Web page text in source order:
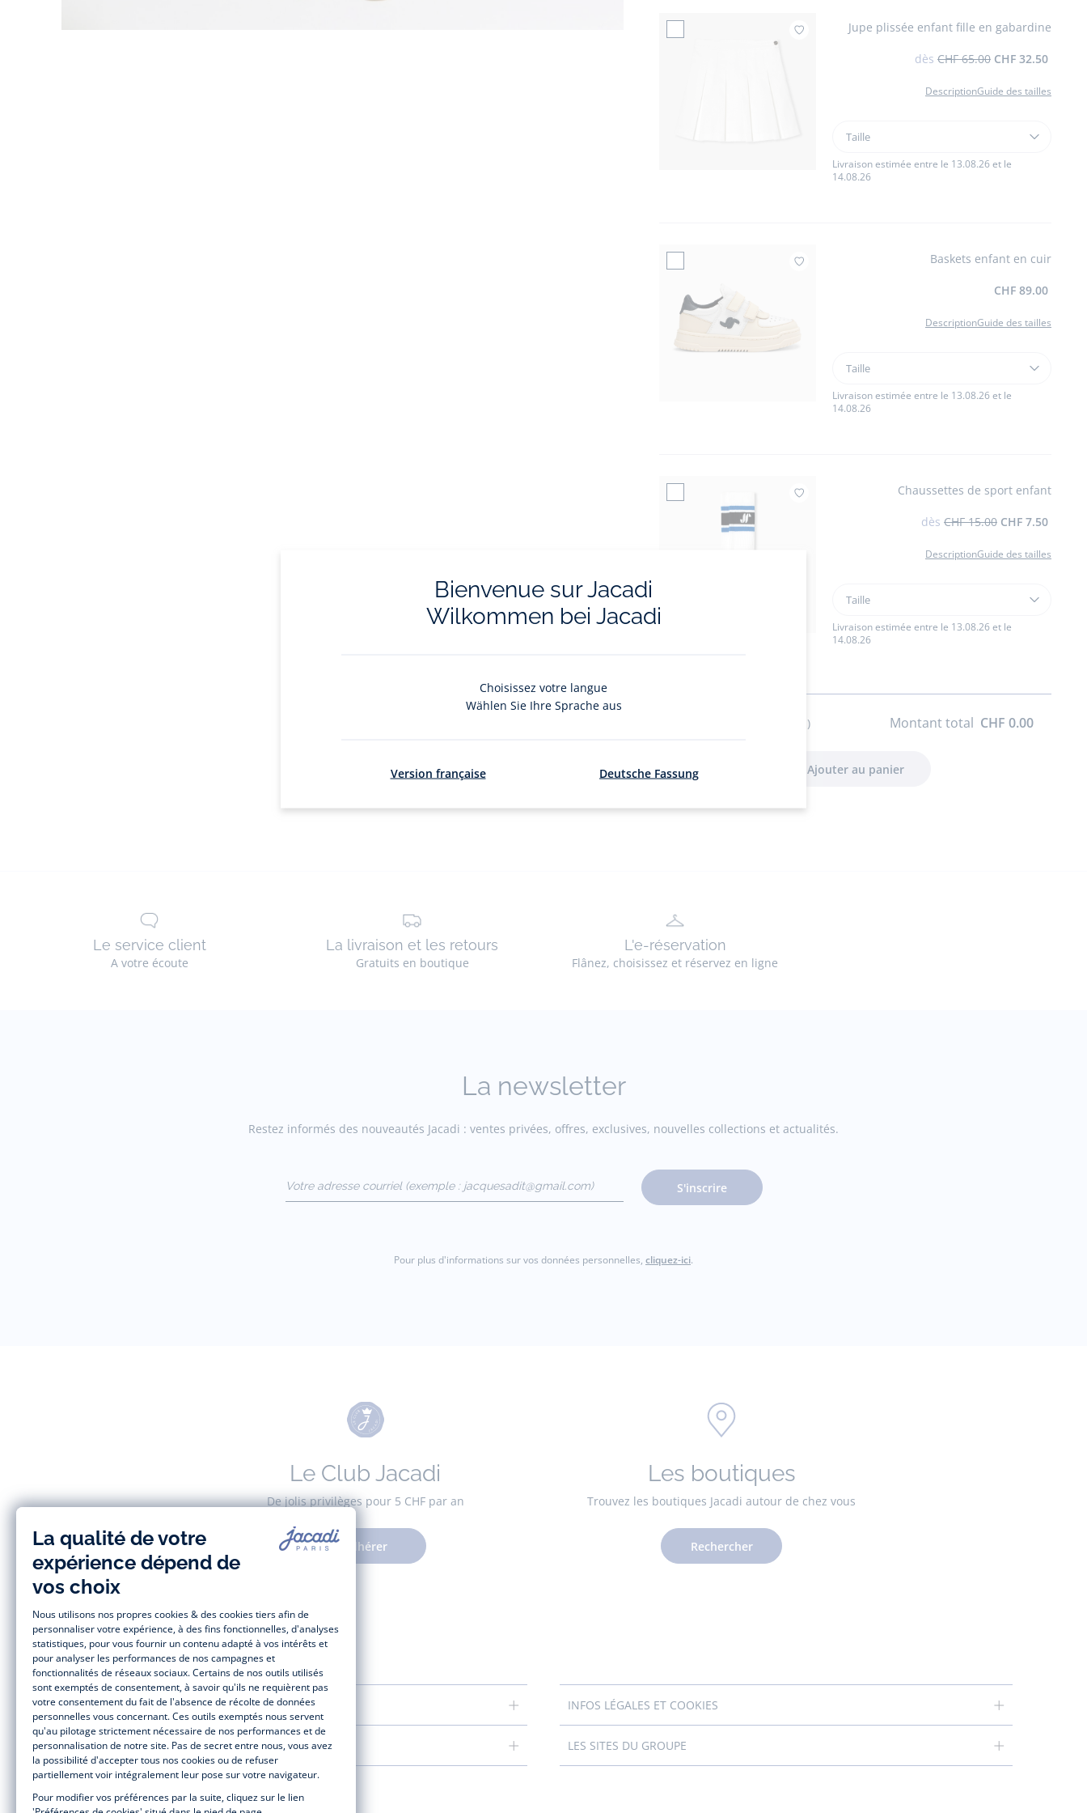
Ajouter à mes favoris : Jupe plissée
Jupe plissée enfant fille en gabardine
dès CHF 65.00 CHF 32.50
Description Guide des tailles
Taille
Jupe
plissée
enfant
Taille
Livraison estimée entre le 13.08.26 et le
14.08.26
Ajouter à mes favoris : Baskets enfant en cuir
Baskets enfant en cuir
CHF 89.00
Description Guide des tailles
Taille
Baskets
enfant
en
Taille
Livraison estimée entre le 13.08.26 et le
14.08.26
Ajouter à mes favoris : Chaussettes de sport
Chaussettes de sport enfant
dès CHF 15.00 CHF 7.50
Description Guide des tailles
Taille
Chaussettes
de
sport
Taille
Livraison estimée entre le 13.08.26 et le
14.08.26
article(s) sélectionné(s) Montant total CHF 0.00
Le service client
A votre écoute
La livraison et les retours
Gratuits en boutique
L'e-réservation
Flânez, choisissez et réservez en ligne
La newsletter
Restez informés des nouveautés Jacadi : ventes privées, offres, exclusives, nouvelles collections et actualités.
(exemple :
jacquesadit@gmail.com)
S'inscrire
Pour plus d'informations sur vos données personnelles, cliquez-ici.
Le Club Jacadi
De jolis privilèges pour 5 CHF par an
Adhérer
Les boutiques
Trouvez les boutiques Jacadi autour de chez vous
Rechercher
AIDE ET SERVICES
LA MAISON JACADI
INFOS LÉGALES ET COOKIES
LES SITES DU GROUPE
Bienvenue sur Jacadi
Wilkommen bei Jacadi
Choisissez votre langue
Wählen Sie Ihre Sprache aus
Version française Deutsche Fassung